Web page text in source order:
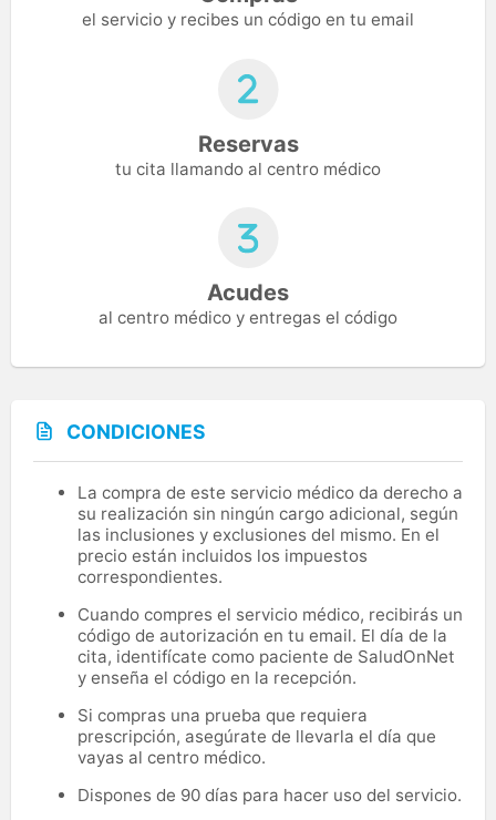
el servicio y recibes un código en tu email
Reservas
tu cita llamando al centro médico
Acudes
al centro médico y entregas el código
CONDICIONES
La compra de este servicio médico da derecho a
su realización sin ningún cargo adicional, según
las inclusiones y exclusiones del mismo. En el
precio están incluidos los impuestos
correspondientes.
Cuando compres el servicio médico, recibirás un
código de autorización en tu email. El día de la
cita, identifícate como paciente de SaludOnNet
y enseña el código en la recepción.
Si compras una prueba que requiera
prescripción, asegúrate de llevarla el día que
vayas al centro médico.
Dispones de 90 días para hacer uso del servicio.